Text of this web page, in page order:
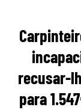
recusar-
para